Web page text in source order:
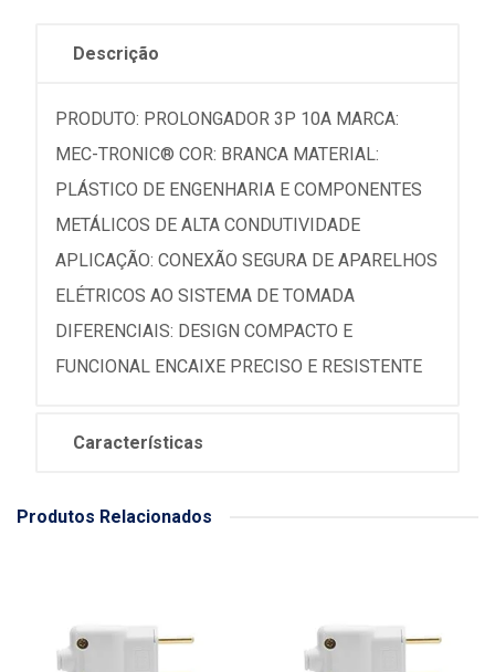
Descrição
PRODUTO: PROLONGADOR 3P 10A MARCA:
MEC-TRONIC® COR: BRANCA MATERIAL:
PLÁSTICO DE ENGENHARIA E COMPONENTES
METÁLICOS DE ALTA CONDUTIVIDADE
APLICAÇÃO: CONEXÃO SEGURA DE APARELHOS
ELÉTRICOS AO SISTEMA DE TOMADA
DIFERENCIAIS: DESIGN COMPACTO E
FUNCIONAL ENCAIXE PRECISO E RESISTENTE
Características
Produtos Relacionados